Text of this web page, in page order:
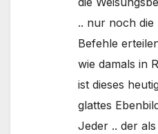
.. nur noch
Befehle
wie damals in
ist dieses
glattes
Jeder .. der